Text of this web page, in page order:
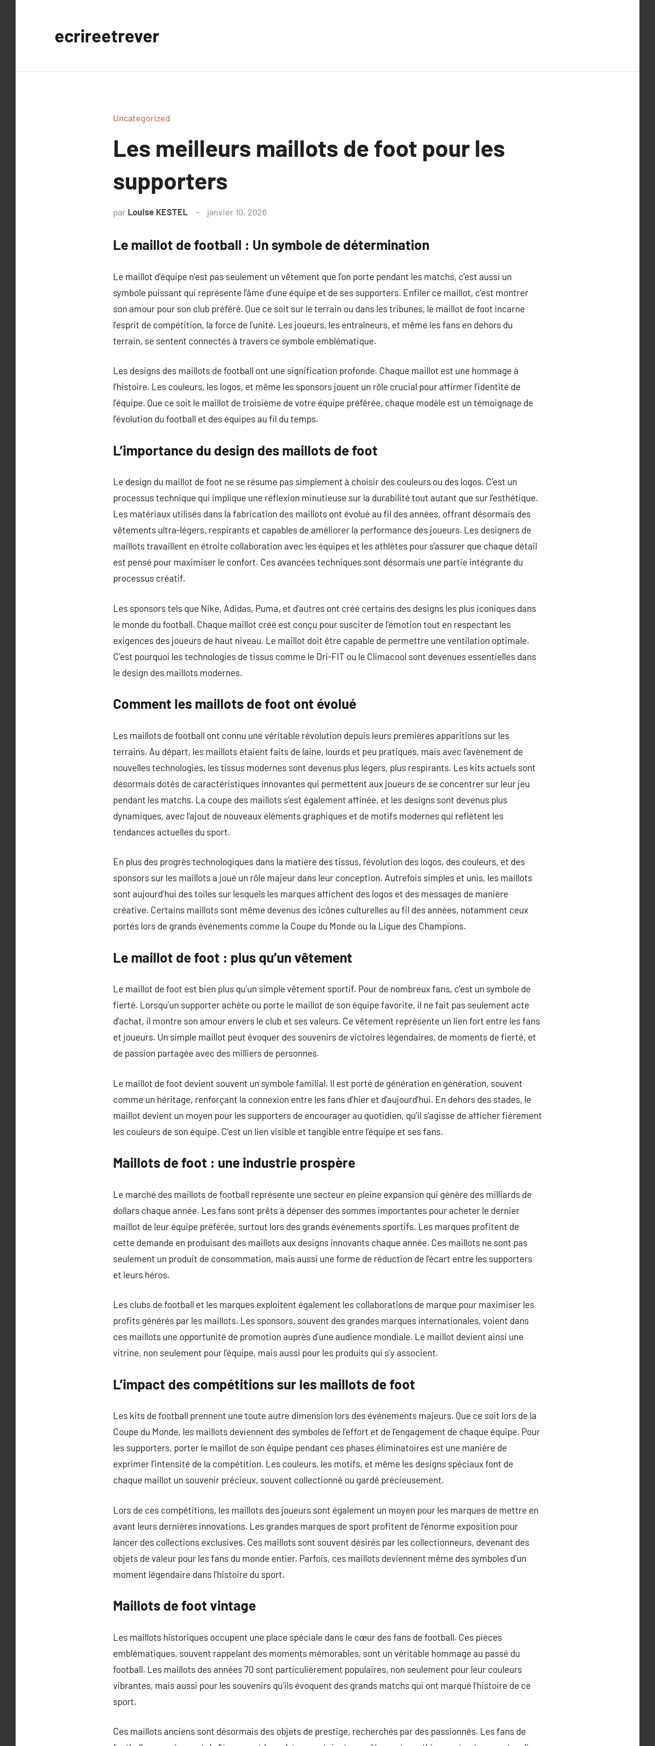
ecrireetrever
Uncategorized
Les meilleurs maillots de foot pour les
supporters
par Louise KESTEL janvier 10, 2026
Le maillot de football : Un symbole de détermination
Le maillot d’équipe n’est pas seulement un vêtement que l’on porte pendant les matchs, c’est aussi un
symbole puissant qui représente l’âme d’une équipe et de ses supporters. Enfiler ce maillot, c’est montrer
son amour pour son club préféré. Que ce soit sur le terrain ou dans les tribunes, le maillot de foot incarne
l’esprit de compétition, la force de l’unité. Les joueurs, les entraîneurs, et même les fans en dehors du
terrain, se sentent connectés à travers ce symbole emblématique.
Les designs des maillots de football ont une signification profonde. Chaque maillot est une hommage à
l’histoire. Les couleurs, les logos, et même les sponsors jouent un rôle crucial pour affirmer l’identité de
l’équipe. Que ce soit le maillot de troisième de votre équipe préférée, chaque modèle est un témoignage de
l’évolution du football et des équipes au fil du temps.
L’importance du design des maillots de foot
Le design du maillot de foot ne se résume pas simplement à choisir des couleurs ou des logos. C’est un
processus technique qui implique une réflexion minutieuse sur la durabilité tout autant que sur l’esthétique.
Les matériaux utilisés dans la fabrication des maillots ont évolué au fil des années, offrant désormais des
vêtements ultra-légers, respirants et capables de améliorer la performance des joueurs. Les designers de
maillots travaillent en étroite collaboration avec les équipes et les athlètes pour s’assurer que chaque détail
est pensé pour maximiser le confort. Ces avancées techniques sont désormais une partie intégrante du
processus créatif.
Les sponsors tels que Nike, Adidas, Puma, et d’autres ont créé certains des designs les plus iconiques dans
le monde du football. Chaque maillot créé est conçu pour susciter de l’émotion tout en respectant les
exigences des joueurs de haut niveau. Le maillot doit être capable de permettre une ventilation optimale.
C’est pourquoi les technologies de tissus comme le Dri-FIT ou le Climacool sont devenues essentielles dans
le design des maillots modernes.
Comment les maillots de foot ont évolué
Les maillots de football ont connu une véritable révolution depuis leurs premières apparitions sur les
terrains. Au départ, les maillots étaient faits de laine, lourds et peu pratiques, mais avec l’avènement de
nouvelles technologies, les tissus modernes sont devenus plus légers, plus respirants. Les kits actuels sont
désormais dotés de caractéristiques innovantes qui permettent aux joueurs de se concentrer sur leur jeu
pendant les matchs. La coupe des maillots s’est également affinée, et les designs sont devenus plus
dynamiques, avec l’ajout de nouveaux éléments graphiques et de motifs modernes qui reflètent les
tendances actuelles du sport.
En plus des progrès technologiques dans la matière des tissus, l’évolution des logos, des couleurs, et des
sponsors sur les maillots a joué un rôle majeur dans leur conception. Autrefois simples et unis, les maillots
sont aujourd’hui des toiles sur lesquels les marques affichent des logos et des messages de manière
créative. Certains maillots sont même devenus des icônes culturelles au fil des années, notamment ceux
portés lors de grands événements comme la Coupe du Monde ou la Ligue des Champions.
Le maillot de foot : plus qu’un vêtement
Le maillot de foot est bien plus qu’un simple vêtement sportif. Pour de nombreux fans, c’est un symbole de
fierté. Lorsqu’un supporter achète ou porte le maillot de son équipe favorite, il ne fait pas seulement acte
d’achat, il montre son amour envers le club et ses valeurs. Ce vêtement représente un lien fort entre les fans
et joueurs. Un simple maillot peut évoquer des souvenirs de victoires légendaires, de moments de fierté, et
de passion partagée avec des milliers de personnes.
Le maillot de foot devient souvent un symbole familial. Il est porté de génération en génération, souvent
comme un héritage, renforçant la connexion entre les fans d’hier et d’aujourd’hui. En dehors des stades, le
maillot devient un moyen pour les supporters de encourager au quotidien, qu’il s’agisse de afficher fièrement
les couleurs de son équipe. C’est un lien visible et tangible entre l’équipe et ses fans.
Maillots de foot : une industrie prospère
Le marché des maillots de football représente une secteur en pleine expansion qui génère des milliards de
dollars chaque année. Les fans sont prêts à dépenser des sommes importantes pour acheter le dernier
maillot de leur équipe préférée, surtout lors des grands événements sportifs. Les marques profitent de
cette demande en produisant des maillots aux designs innovants chaque année. Ces maillots ne sont pas
seulement un produit de consommation, mais aussi une forme de réduction de l’écart entre les supporters
et leurs héros.
Les clubs de football et les marques exploitent également les collaborations de marque pour maximiser les
profits générés par les maillots. Les sponsors, souvent des grandes marques internationales, voient dans
ces maillots une opportunité de promotion auprès d’une audience mondiale. Le maillot devient ainsi une
vitrine, non seulement pour l’équipe, mais aussi pour les produits qui s’y associent.
L’impact des compétitions sur les maillots de foot
Les kits de football prennent une toute autre dimension lors des événements majeurs. Que ce soit lors de la
Coupe du Monde, les maillots deviennent des symboles de l’effort et de l’engagement de chaque équipe. Pour
les supporters, porter le maillot de son équipe pendant ces phases éliminatoires est une manière de
exprimer l’intensité de la compétition. Les couleurs, les motifs, et même les designs spéciaux font de
chaque maillot un souvenir précieux, souvent collectionné ou gardé précieusement.
Lors de ces compétitions, les maillots des joueurs sont également un moyen pour les marques de mettre en
avant leurs dernières innovations. Les grandes marques de sport profitent de l’énorme exposition pour
lancer des collections exclusives. Ces maillots sont souvent désirés par les collectionneurs, devenant des
objets de valeur pour les fans du monde entier. Parfois, ces maillots deviennent même des symboles d’un
moment légendaire dans l’histoire du sport.
Maillots de foot vintage
Les maillots historiques occupent une place spéciale dans le cœur des fans de football. Ces pièces
emblématiques, souvent rappelant des moments mémorables, sont un véritable hommage au passé du
football. Les maillots des années 70 sont particulièrement populaires, non seulement pour leur couleurs
vibrantes, mais aussi pour les souvenirs qu’ils évoquent des grands matchs qui ont marqué l’histoire de ce
sport.
Ces maillots anciens sont désormais des objets de prestige, recherchés par des passionnés. Les fans de